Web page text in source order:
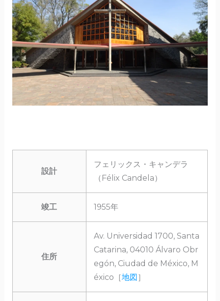
設計
フェリックス・キャンデラ
（Félix Candela）
竣工 1955年
住所
Av. Universidad 1700, Santa
Catarina, 04010 Álvaro Obr
egón, Ciudad de México, M
éxico［地図］